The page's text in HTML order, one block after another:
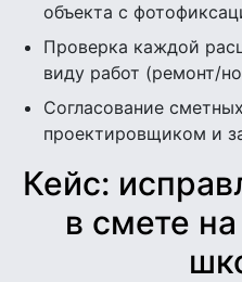
объекта с
Проверка каждой
виду работ (ремонт/
Согласование
проектировщиком и
Кейс:
в смете